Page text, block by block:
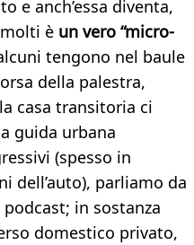
e anch’essa diventa,
è un vero “micro-
tengono nel baule
della palestra,
casa transitoria ci
guida urbana
(spesso in
dell’auto), parliamo da
in sostanza
domestico privato,